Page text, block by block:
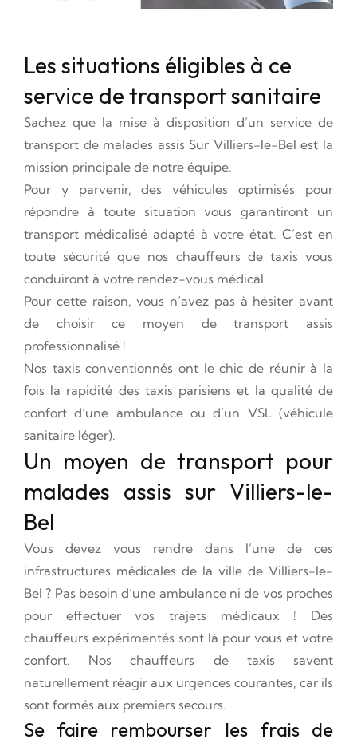
Les situations éligibles à ce
service de transport sanitaire
Sachez que la mise à disposition d’un service de
transport de malades assis Sur Villiers-le-Bel est la
mission principale de notre équipe.
Pour y parvenir, des véhicules optimisés pour
répondre à toute situation vous garantiront un
transport médicalisé adapté à votre état. C’est en
toute sécurité que nos chauffeurs de taxis vous
conduiront à votre rendez-vous médical.
Pour cette raison, vous n’avez pas à hésiter avant
de choisir ce moyen de transport assis
professionnalisé !
Nos taxis conventionnés ont le chic de réunir à la
fois la rapidité des taxis parisiens et la qualité de
confort d’une ambulance ou d’un VSL (véhicule
sanitaire léger).
Un moyen de transport pour
malades assis sur Villiers-le-
Bel
Vous devez vous rendre dans l’une de ces
infrastructures médicales de la ville de Villiers-le-
Bel ? Pas besoin d’une ambulance ni de vos proches
pour effectuer vos trajets médicaux ! Des
chauffeurs expérimentés sont là pour vous et votre
confort. Nos chauffeurs de taxis savent
naturellement réagir aux urgences courantes, car ils
sont formés aux premiers secours.
Se faire rembourser les frais de